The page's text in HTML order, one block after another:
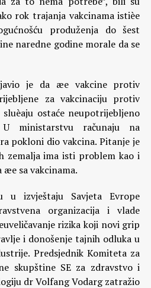
rok trajanja vakcinama istièe
produženja do šest
naredne godine morale da se
je da æe vakcine protiv
za vakcinaciju protiv
ostaće neupotrijebljeno
ministarstvu računaju na
pokloni dio vakcina. Pitanje je
zemalja ima isti problem kao i
æe sa vakcinama.
izvještaju Savjeta Evrope
organizacija i vlade
rizika koji novi grip
i donošenje tajnih odluka u
Predsjednik Komiteta za
skupštine SE za zdravstvo i
dr Volfang Vodarg zatražio